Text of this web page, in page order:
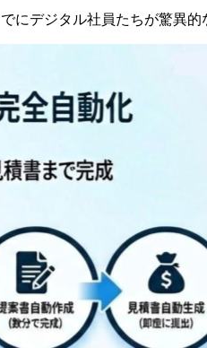
にデジタル社員たちが驚異的